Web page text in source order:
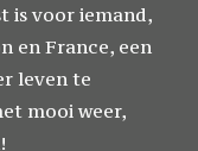
is voor iemand,
en France, een
leven te
mooi weer,